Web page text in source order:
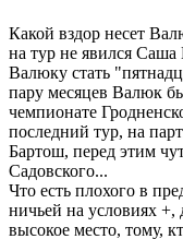
Какой вздор несет
на тур не явился
Валюку стать
пару месяцев Валюк
чемпионате
последний тур, на
Бартош, перед этим
Садовского...
Что есть плохого в
ничьей на условиях
высокое место, тому,